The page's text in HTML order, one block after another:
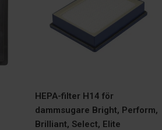
HEPA-filter H14 för
dammsugare Bright, Perform,
Brilliant, Select, Elite